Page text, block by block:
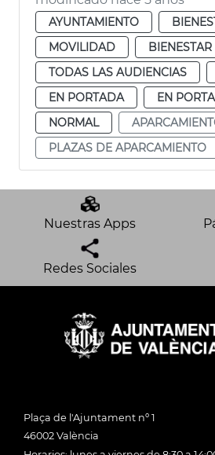
AYUNTAMIENTO
MOVILIDAD
TODAS LAS AUDIENCIAS
EN PORTADA
EN
NORMAL
PLAZAS DE APARCAMIENTO
Nuestras Apps
Redes Sociales
Plaça de l'Ajuntament nº 1
46002 València